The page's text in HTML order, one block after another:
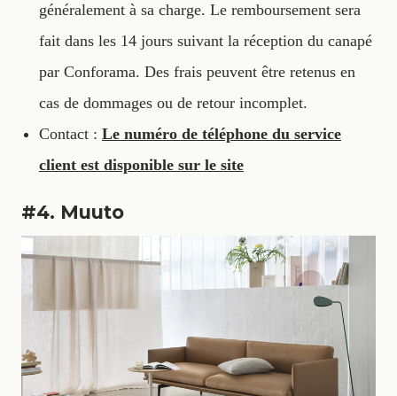
généralement à sa charge. Le remboursement sera
fait dans les 14 jours suivant la réception du canapé
par Conforama. Des frais peuvent être retenus en
cas de dommages ou de retour incomplet.
Contact : Le numéro de téléphone du service
client est disponible sur le site
#4. Muuto